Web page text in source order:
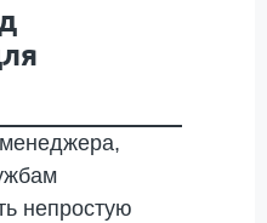
непростую